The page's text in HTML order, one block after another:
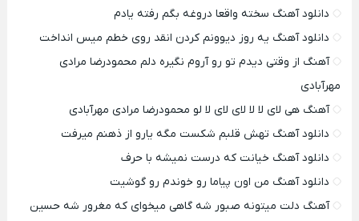
دانلود آهنگ سخته واقعا دروغه بگم رفته یادم
دانلود آهنگ یه روز دیوونم کردن انقد روی خطم میس انداخت
آهنگ از وقتی دیدم تو رو آروم نگیره دلم محمودرضا مرادی
مهرآبادی
آهنگ هی لای لا لا لای لای لا لو محمودرضا مرادی مهرآبادی
دانلود آهنگ تهش قلبم شکست مگه یارو از ذهنم میرفت
دانلود آهنگ خیانت که درست نمیشه با حرف
دانلود آهنگ من اون پیاما رو خوندم رو گوشیت
آهنگ دلت میتونه صبور شه گاهی میخوای که مغرور شه حسین